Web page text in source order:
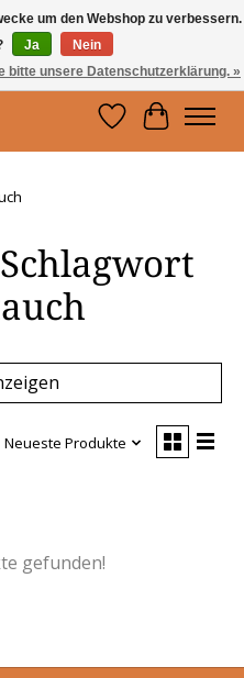
Wunschzettel
Ihr
Neueste Produkte
gefunden!
um den Webshop zu verbessern.
Ja
Nein
bitte unsere Datenschutzerklärung. »